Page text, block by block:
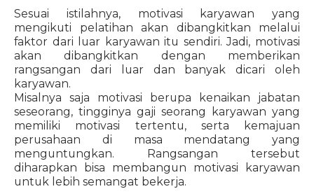
Sesuai istilahnya, motivasi karyawan yang
mengikuti pelatihan akan dibangkitkan melalui
faktor dari luar karyawan itu sendiri. Jadi, motivasi
akan dibangkitkan dengan memberikan
rangsangan dari luar dan banyak dicari oleh
karyawan.
Misalnya saja motivasi berupa kenaikan jabatan
seseorang, tingginya gaji seorang karyawan yang
memiliki motivasi tertentu, serta kemajuan
perusahaan di masa mendatang yang
menguntungkan. Rangsangan tersebut
diharapkan bisa membangun motivasi karyawan
untuk lebih semangat bekerja.